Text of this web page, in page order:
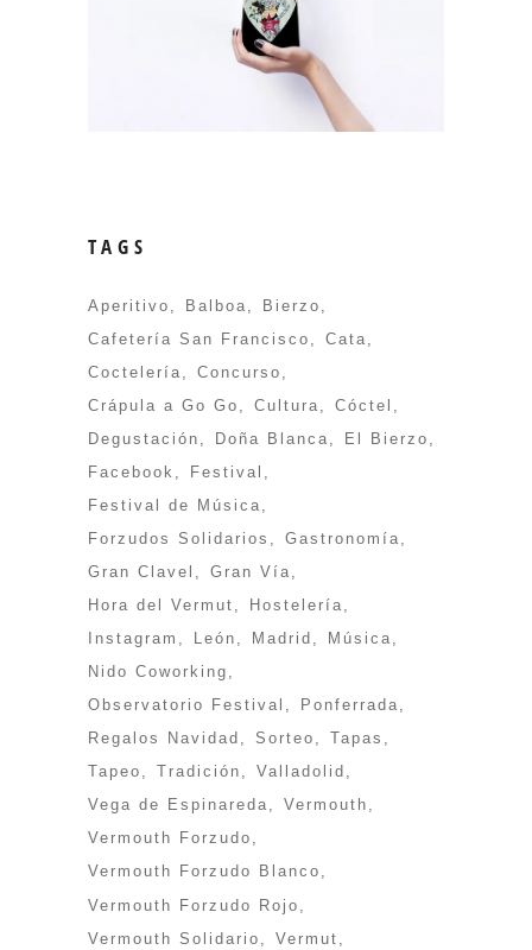
TAGS
Aperitivo Balboa
Bierzo
Cafetería San Francisco
Cata
Coctelería
Concurso
Crápula a Go Go
Cultura
Cóctel
Degustación
Doña Blanca
El Bierzo
Facebook
Festival
Festival de Música
Forzudos Solidarios
Gastronomía
Gran Clavel
Gran Vía
Hora del Vermut
Hostelería
Instagram
León Madrid
Música
Nido Coworking
Observatorio Festival
Ponferrada
Regalos Navidad
Sorteo
Tapas
Tapeo
Tradición
Valladolid
Vega de Espinareda
Vermouth
Vermouth Forzudo
Vermouth Forzudo Blanco
Vermouth Forzudo Rojo
Vermouth Solidario
Vermut